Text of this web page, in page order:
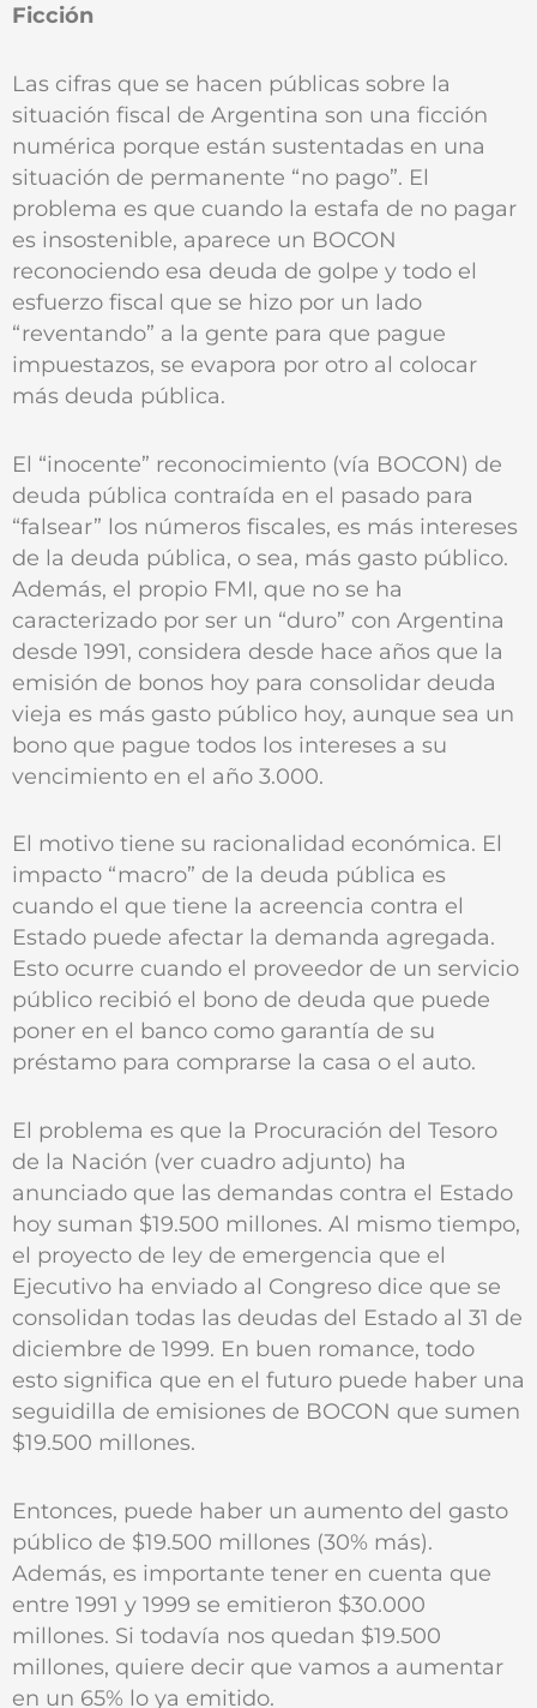
Ficción
Las cifras que se hacen públicas sobre la
situación fiscal de Argentina son una ficción
numérica porque están sustentadas en una
situación de permanente “no pago”. El
problema es que cuando la estafa de no pagar
es insostenible, aparece un BOCON
reconociendo esa deuda de golpe y todo el
esfuerzo fiscal que se hizo por un lado
“reventando” a la gente para que pague
impuestazos, se evapora por otro al colocar
más deuda pública.
El “inocente” reconocimiento (vía BOCON) de
deuda pública contraída en el pasado para
“falsear” los números fiscales, es más intereses
de la deuda pública, o sea, más gasto público.
Además, el propio FMI, que no se ha
caracterizado por ser un “duro” con Argentina
desde 1991, considera desde hace años que la
emisión de bonos hoy para consolidar deuda
vieja es más gasto público hoy, aunque sea un
bono que pague todos los intereses a su
vencimiento en el año 3.000.
El motivo tiene su racionalidad económica. El
impacto “macro” de la deuda pública es
cuando el que tiene la acreencia contra el
Estado puede afectar la demanda agregada.
Esto ocurre cuando el proveedor de un servicio
público recibió el bono de deuda que puede
poner en el banco como garantía de su
préstamo para comprarse la casa o el auto.
El problema es que la Procuración del Tesoro
de la Nación (ver cuadro adjunto) ha
anunciado que las demandas contra el Estado
hoy suman $19.500 millones. Al mismo tiempo,
el proyecto de ley de emergencia que el
Ejecutivo ha enviado al Congreso dice que se
consolidan todas las deudas del Estado al 31 de
diciembre de 1999. En buen romance, todo
esto significa que en el futuro puede haber una
seguidilla de emisiones de BOCON que sumen
$19.500 millones.
Entonces, puede haber un aumento del gasto
público de $19.500 millones (30% más).
Además, es importante tener en cuenta que
entre 1991 y 1999 se emitieron $30.000
millones. Si todavía nos quedan $19.500
millones, quiere decir que vamos a aumentar
en un 65% lo ya emitido.